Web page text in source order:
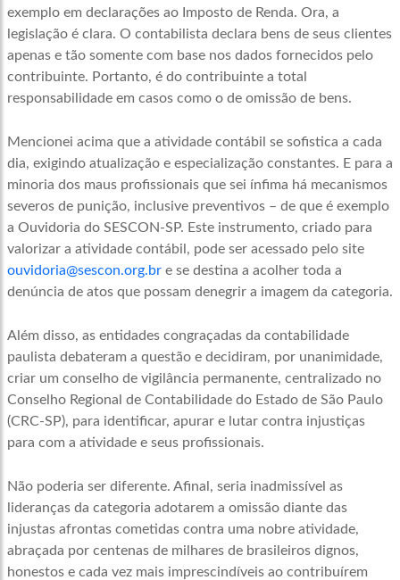
exemplo em declarações ao Imposto de Renda. Ora, a
legislação é clara. O contabilista declara bens de seus clientes
apenas e tão somente com base nos dados fornecidos pelo
contribuinte. Portanto, é do contribuinte a total
responsabilidade em casos como o de omissão de bens.
Mencionei acima que a atividade contábil se sofistica a cada
dia, exigindo atualização e especialização constantes. E para a
minoria dos maus profissionais que sei ínfima há mecanismos
severos de punição, inclusive preventivos – de que é exemplo
a Ouvidoria do SESCON-SP. Este instrumento, criado para
valorizar a atividade contábil, pode ser acessado pelo site
ouvidoria@sescon.org.bre se destina a acolher toda a
denúncia de atos que possam denegrir a imagem da categoria.
Além disso, as entidades congraçadas da contabilidade
paulista debateram a questão e decidiram, por unanimidade,
criar um conselho de vigilância permanente, centralizado no
Conselho Regional de Contabilidade do Estado de São Paulo
(CRC-SP), para identificar, apurar e lutar contra injustiças
para com a atividade e seus profissionais.
Não poderia ser diferente. Afinal, seria inadmissível as
lideranças da categoria adotarem a omissão diante das
injustas afrontas cometidas contra uma nobre atividade,
abraçada por centenas de milhares de brasileiros dignos,
honestos e cada vez mais imprescindíveis ao contribuírem